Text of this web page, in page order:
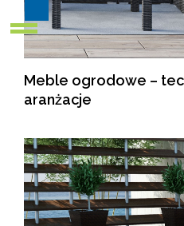
Meble ogrodowe –
aranżacje